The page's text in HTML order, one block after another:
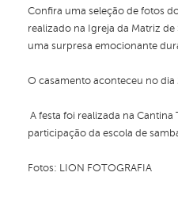
Confira uma seleção de fotos
realizado na Igreja da Matriz de
uma surpresa emocionante
O casamento aconteceu no dia
A festa foi realizada na
participação da escola de
Fotos: LION FOTOGRAFIA